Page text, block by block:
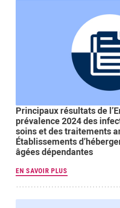
Principaux résultats de
prévalence 2024 des
soins et des traitements
Établissements
âgées dépendantes
EN SAVOIR PLUS